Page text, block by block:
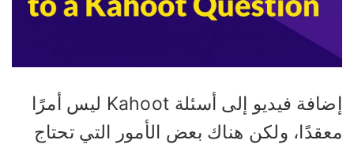
إضافة فيديو إلى أسئلة Kahoot ليس أمرًا
ولكن هناك بعض الأمور التي تحتاج